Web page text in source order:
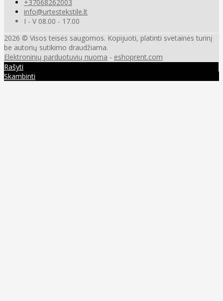
+37068262003
info@urtestekstile.lt
I - V 08.00 - 17.00
2026 © Visos teisės saugomos. Kopijuoti, platinti svetainės turinį
be autorių sutikimo draudžiama.
Elektroninių parduotuvių nuoma - eshoprent.com
Rašyti
Skambinti